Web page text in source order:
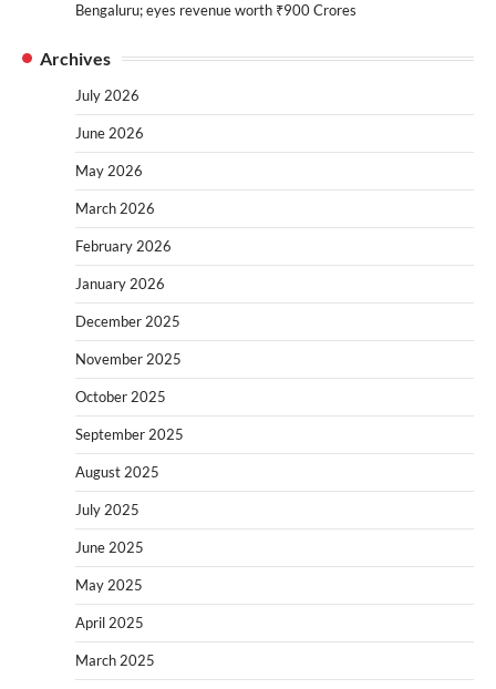
Bengaluru; eyes revenue worth ₹900 Crores
Archives
July 2026
June 2026
May 2026
March 2026
February 2026
January 2026
December 2025
November 2025
October 2025
September 2025
August 2025
July 2025
June 2025
May 2025
April 2025
March 2025